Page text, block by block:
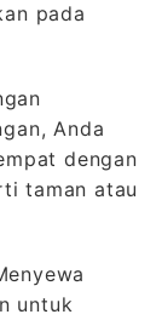
pada
Anda
dengan
taman atau
untuk